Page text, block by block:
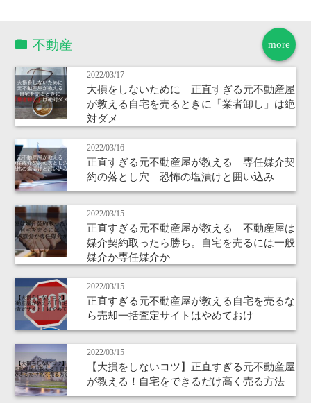
more
不動産
2022/03/17
大損をしないために 正直すぎる元不動産屋
が教える自宅を売るときに「業者卸し」は絶
対ダメ
2022/03/16
正直すぎる元不動産屋が教える 専任媒介契
約の落とし穴 恐怖の塩漬けと囲い込み
2022/03/15
正直すぎる元不動産屋が教える 不動産屋は
媒介契約取ったら勝ち。自宅を売るには一般
媒介か専任媒介か
2022/03/15
正直すぎる元不動産屋が教える自宅を売るな
ら売却一括査定サイトはやめておけ
2022/03/15
【大損をしないコツ】正直すぎる元不動産屋
が教える！自宅をできるだけ高く売る方法